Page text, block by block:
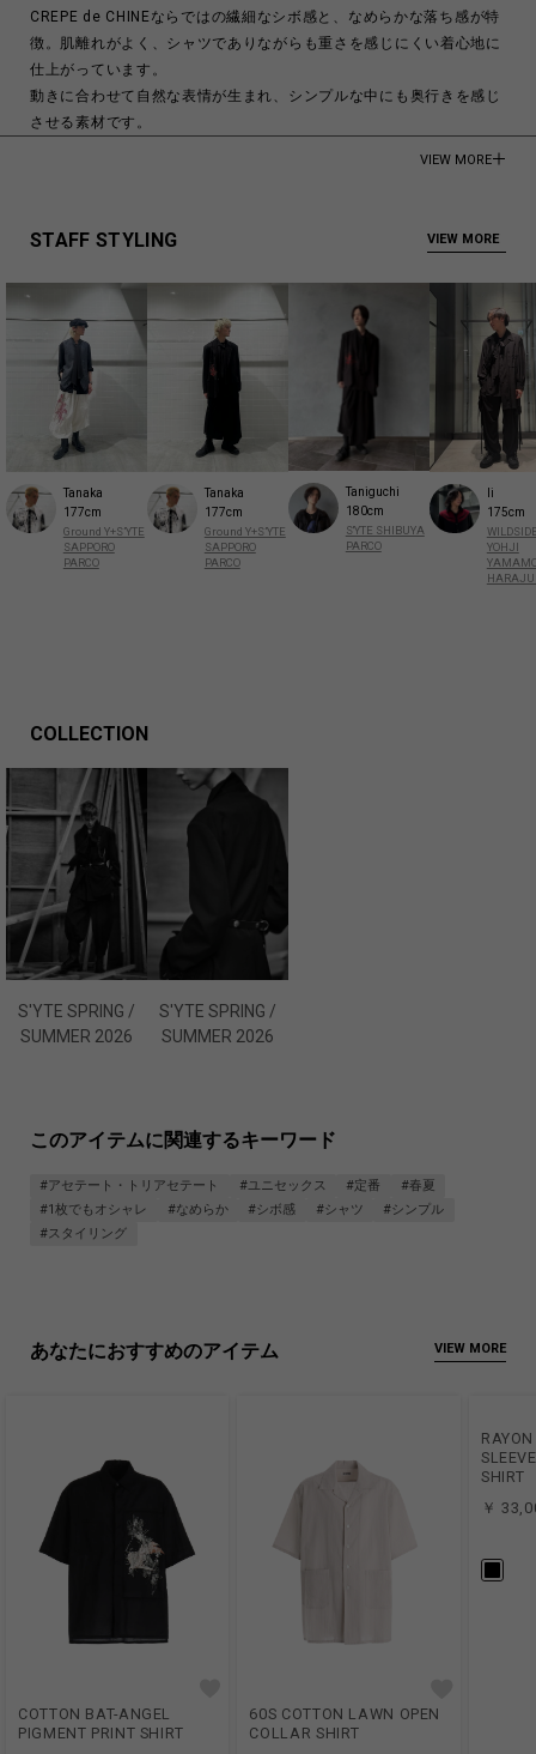
CREPE de CHINEならではの繊細なシボ感と、なめらかな落ち感が特
徴。肌離れがよく、シャツでありながらも重さを感じにくい着心地に
仕上がっています。
動きに合わせて自然な表情が生まれ、シンプルな中にも奥行きを感じ
させる素材です。
軽く結んだり、そのまま垂らしたりと、その日のスタイリングに合わ
せた着こなしが楽しめます。
一枚で主役になるデザインながら、パンツともスカートとも合わせや
すく、レイヤードもしやすい一着。
着るだけで自然と動きのあるスタイルが完成するストールシャツで
す。
メンズモデル着用サイズ:Mサイズ
レディースモデル着用サイズ:Sサイズ
メンズモデル身長:185cm
レディースモデル身長:175cm
57% Triacetate
VIEW MORE
STAFF STYLING VIEW MORE
Tanaka
177cm
Ground Y+S’YTE
SAPPORO
PARCO
Tanaka
177cm
Ground Y+S’YTE
SAPPORO
PARCO
Taniguchi
180cm
S'YTE SHIBUYA
PARCO
Ii
175cm
YOHJI
COLLECTION
S'YTE SPRING /
SUMMER 2026
S'YTE SPRING /
SUMMER 2026
このアイテムに関連するキーワード
#アセテート・トリアセテート #ユニセックス #定番
#春夏
#1枚でもオシャレ
#なめらか #シボ感 #シャツ
#シンプル
#スタイリング
あなたにおすすめのアイテム VIEW MORE
COTTON BAT-ANGEL
PIGMENT PRINT SHIRT
60S COTTON LAWN OPEN
COLLAR SHIRT
SHIRT
￥